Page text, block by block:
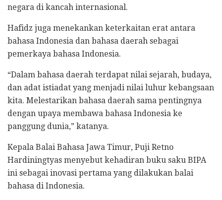
negara di kancah internasional.
Hafidz juga menekankan keterkaitan erat antara
bahasa Indonesia dan bahasa daerah sebagai
pemerkaya bahasa Indonesia.
“Dalam bahasa daerah terdapat nilai sejarah, budaya,
dan adat istiadat yang menjadi nilai luhur kebangsaan
kita. Melestarikan bahasa daerah sama pentingnya
dengan upaya membawa bahasa Indonesia ke
panggung dunia,” katanya.
Kepala Balai Bahasa Jawa Timur, Puji Retno
Hardiningtyas menyebut kehadiran buku saku BIPA
ini sebagai inovasi pertama yang dilakukan balai
bahasa di Indonesia.